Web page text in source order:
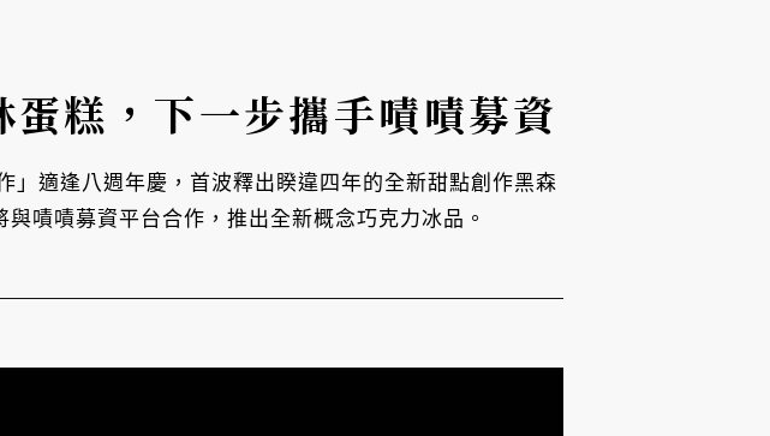
糕，下一步攜手嘖嘖募資
適逢八週年慶，首波釋出睽違四年的全新甜點創作黑森
嘖嘖募資平台合作，推出全新概念巧克力冰品。